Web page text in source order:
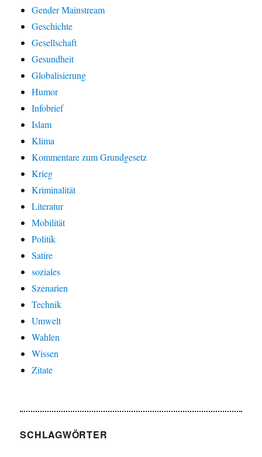
Gender Mainstream
Geschichte
Gesellschaft
Gesundheit
Globalisierung
Humor
Infobrief
Islam
Klima
Kommentare zum Grundgesetz
Krieg
Kriminalität
Literatur
Mobilität
Politik
Satire
soziales
Szenarien
Technik
Umwelt
Wahlen
Wissen
Zitate
SCHLAGWÖRTER